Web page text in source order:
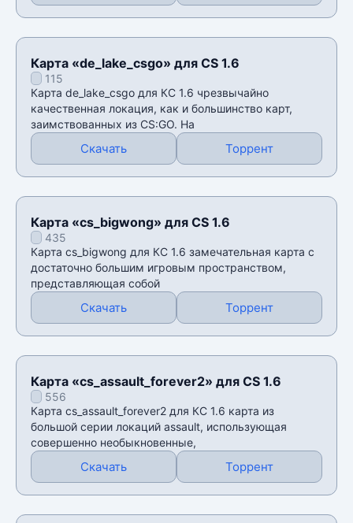
Карта «de_lake_csgo» для CS 1.6
115
Карта de_lake_csgo для КС 1.6 чрезвычайно
качественная локация, как и большинство карт,
заимствованных из CS:GO. На
Скачать Торрент
Карта «cs_bigwong» для CS 1.6
435
Карта cs_bigwong для КС 1.6 замечательная карта с
достаточно большим игровым пространством,
представляющая собой
Скачать Торрент
Карта «cs_assault_forever2» для CS 1.6
556
Карта cs_assault_forever2 для КС 1.6 карта из
большой серии локаций assault, использующая
совершенно необыкновенные,
Скачать Торрент